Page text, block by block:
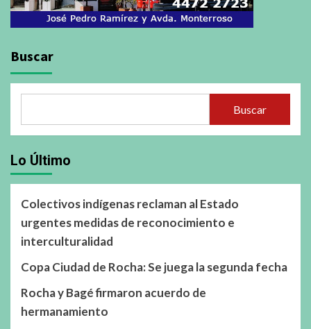
Buscar
Buscar
Lo Último
Colectivos indígenas reclaman al Estado
urgentes medidas de reconocimiento e
interculturalidad
Copa Ciudad de Rocha: Se juega la segunda fecha
Rocha y Bagé firmaron acuerdo de
hermanamiento